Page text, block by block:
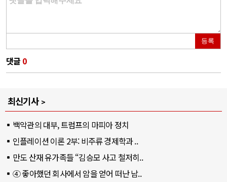
등록
댓글 0
최신기사
백악관의 대부, 트럼프의 마피아 정치
인플레이션 이론 2부: 비주류 경제학과 ..
만도 산재 유가족들 “김승모 사고 철저히..
④ 좋아했던 회사에서 암을 얻어 떠난 남..